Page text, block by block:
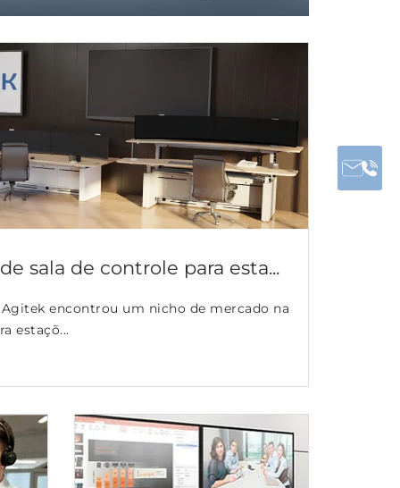
sala de controle para esta...
encontrou um nicho de mercado na
estaçõ...